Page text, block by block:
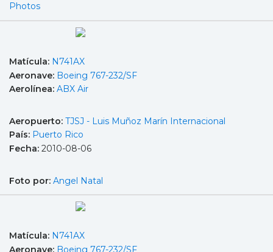
Photos
Matícula: N741AX
Aeronave: Boeing 767-232/SF
Aerolínea: ABX Air
Aeropuerto: TJSJ - Luis Muñoz Marín Internacional
País: Puerto Rico
Fecha: 2010-08-06
Foto por: Angel Natal
Matícula: N741AX
Aeronave: Boeing 767-232/SF